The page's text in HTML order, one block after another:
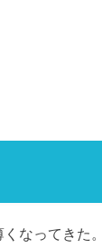
なってきた。